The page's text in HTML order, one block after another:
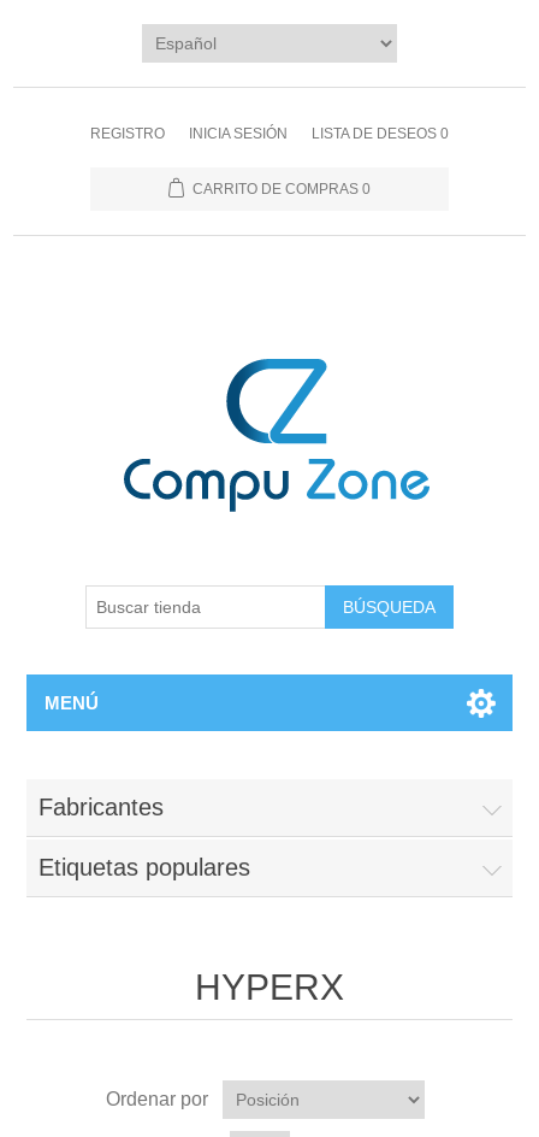
REGISTRO INICIA SESIÓN LISTA DE DESEOS 0
CARRITO DE COMPRAS 0
BÚSQUEDA
MENÚ
Fabricantes
Etiquetas populares
HYPERX
Ordenar por